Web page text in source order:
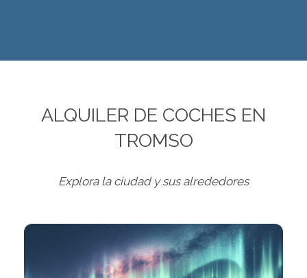
ALQUILER DE COCHES EN
TROMSO
Explora la ciudad y sus alrededores